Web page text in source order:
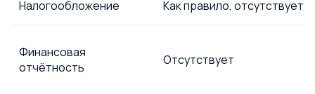
Налогообложение Как правило, отсутствует
Финансовая
отчётность
Отсутствует